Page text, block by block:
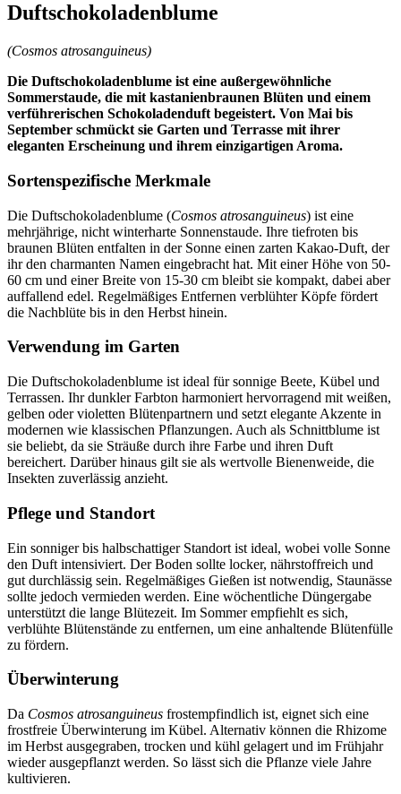
Duftschokoladenblume
(Cosmos atrosanguineus)
Die Duftschokoladenblume ist eine außergewöhnliche
Sommerstaude, die mit kastanienbraunen Blüten und einem
verführerischen Schokoladenduft begeistert. Von Mai bis
September schmückt sie Garten und Terrasse mit ihrer
eleganten Erscheinung und ihrem einzigartigen Aroma.
Sortenspezifische Merkmale
Die Duftschokoladenblume (Cosmos atrosanguineus) ist eine
mehrjährige, nicht winterharte Sonnenstaude. Ihre tiefroten bis
braunen Blüten entfalten in der Sonne einen zarten Kakao-Duft, der
ihr den charmanten Namen eingebracht hat. Mit einer Höhe von 50-
60 cm und einer Breite von 15-30 cm bleibt sie kompakt, dabei aber
auffallend edel. Regelmäßiges Entfernen verblühter Köpfe fördert
die Nachblüte bis in den Herbst hinein.
Verwendung im Garten
Die Duftschokoladenblume ist ideal für sonnige Beete, Kübel und
Terrassen. Ihr dunkler Farbton harmoniert hervorragend mit weißen,
gelben oder violetten Blütenpartnern und setzt elegante Akzente in
modernen wie klassischen Pflanzungen. Auch als Schnittblume ist
sie beliebt, da sie Sträuße durch ihre Farbe und ihren Duft
bereichert. Darüber hinaus gilt sie als wertvolle Bienenweide, die
Insekten zuverlässig anzieht.
Pflege und Standort
Ein sonniger bis halbschattiger Standort ist ideal, wobei volle Sonne
den Duft intensiviert. Der Boden sollte locker, nährstoffreich und
gut durchlässig sein. Regelmäßiges Gießen ist notwendig, Staunässe
sollte jedoch vermieden werden. Eine wöchentliche Düngergabe
unterstützt die lange Blütezeit. Im Sommer empfiehlt es sich,
verblühte Blütenstände zu entfernen, um eine anhaltende Blütenfülle
zu fördern.
Überwinterung
Da Cosmos atrosanguineus frostempfindlich ist, eignet sich eine
frostfreie Überwinterung im Kübel. Alternativ können die Rhizome
im Herbst ausgegraben, trocken und kühl gelagert und im Frühjahr
wieder ausgepflanzt werden. So lässt sich die Pflanze viele Jahre
kultivieren.